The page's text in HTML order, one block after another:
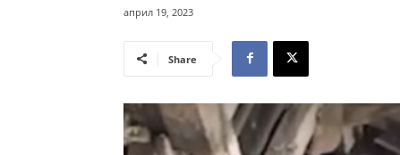
април 19, 2023
Share